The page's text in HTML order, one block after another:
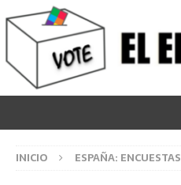
INICIO ESPAÑA: ENCUESTAS